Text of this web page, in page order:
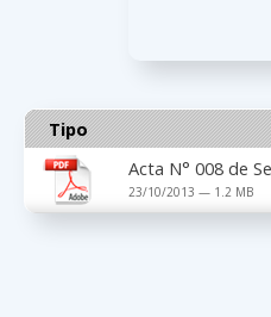
Tipo
Acta N° 008 de
23/10/2013 — 1.2 MB